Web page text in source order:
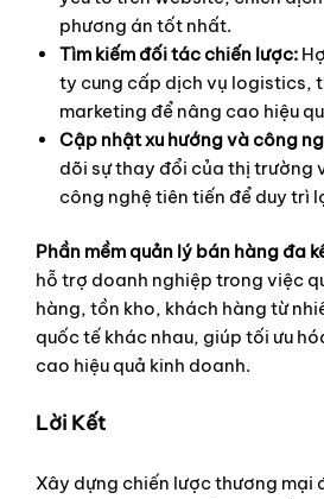
phương án tốt nhất.
Tìm kiếm đối tác chiến lược:
ty cung cấp dịch vụ logistics,
marketing để nâng cao hiệu
Cập nhật xu hướng và công
dõi sự thay đổi của thị trường
công nghệ tiên tiến để duy trì
Phần mềm quản lý bán hàng đa
hỗ trợ doanh nghiệp trong việc
hàng, tồn kho, khách hàng từ
quốc tế khác nhau, giúp tối ưu
cao hiệu quả kinh doanh.
Lời Kết
Xây dựng chiến lược thương mại